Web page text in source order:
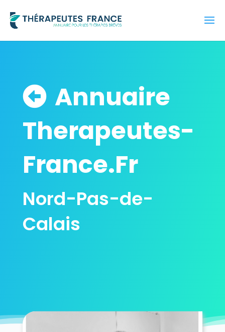
Annuaire
Therapeutes-
France.Fr
Nord-Pas-de-
Calais